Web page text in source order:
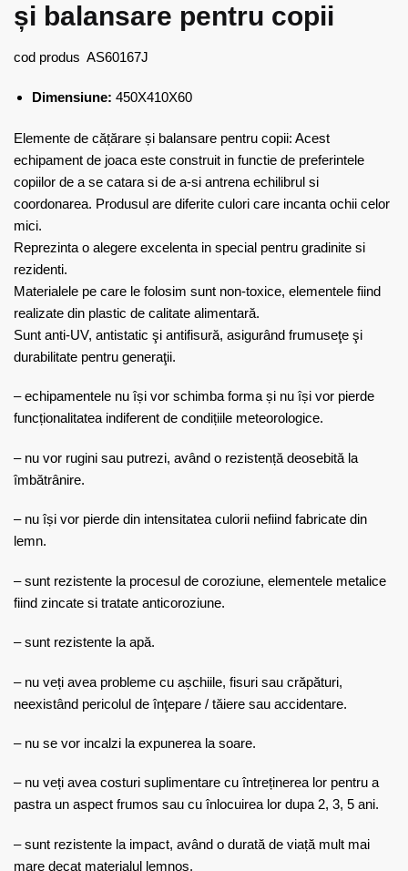
și balansare pentru copii
cod produs AS60167J
Dimensiune: 450X410X60
Elemente de cățărare și balansare pentru copii: Acest
echipament de joaca este construit in functie de preferintele
copiilor de a se catara si de a-si antrena echilibrul si
coordonarea. Produsul are diferite culori care incanta ochii celor
mici.
Reprezinta o alegere excelenta in special pentru gradinite si
rezidenti.
Materialele pe care le folosim sunt non-toxice, elementele fiind
realizate din plastic de calitate alimentară.
Sunt anti-UV, antistatic şi antifisură, asigurând frumuseţe şi
durabilitate pentru generaţii.
– echipamentele nu își vor schimba forma și nu își vor pierde
funcționalitatea indiferent de condițiile meteorologice.
– nu vor rugini sau putrezi, având o rezistență deosebită la
îmbătrânire.
– nu își vor pierde din intensitatea culorii nefiind fabricate din
lemn.
– sunt rezistente la procesul de coroziune, elementele metalice
fiind zincate si tratate anticoroziune.
– sunt rezistente la apă.
– nu veți avea probleme cu așchiile, fisuri sau crăpături,
neexistând pericolul de înţepare / tăiere sau accidentare.
– nu se vor incalzi la expunerea la soare.
– nu veți avea costuri suplimentare cu întreținerea lor pentru a
pastra un aspect frumos sau cu înlocuirea lor dupa 2, 3, 5 ani.
– sunt rezistente la impact, având o durată de viață mult mai
mare decat materialul lemnos.